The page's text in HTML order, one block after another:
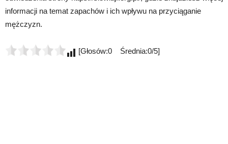
informacji na temat zapachów i ich wpływu na przyciąganie
mężczyzn.
[Głosów:0 Średnia:0/5]